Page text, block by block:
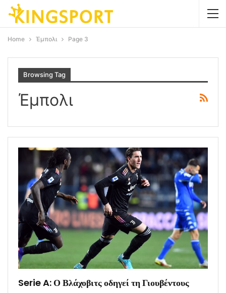
Home Έμπολι Page 3
Browsing Tag
Έμπολι
Serie A: Ο Βλάχοβιτς οδηγεί τη Γιουβέντους